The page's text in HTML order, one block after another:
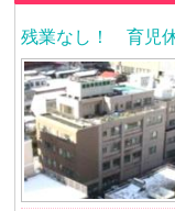
残業なし！ 育児